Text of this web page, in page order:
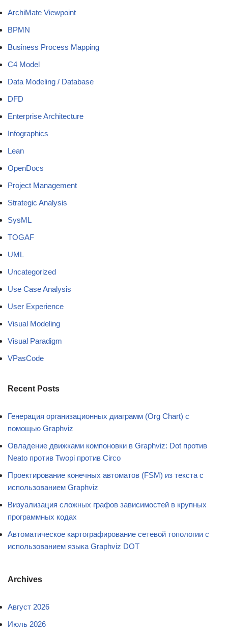
ArchiMate Viewpoint
BPMN
Business Process Mapping
C4 Model
Data Modeling / Database
DFD
Enterprise Architecture
Infographics
Lean
OpenDocs
Project Management
Strategic Analysis
SysML
TOGAF
UML
Uncategorized
Use Case Analysis
User Experience
Visual Modeling
Visual Paradigm
VPasCode
Recent Posts
Генерация организационных диаграмм (Org Chart) с
помощью Graphviz
Овладение движками компоновки в Graphviz: Dot против
Neato против Twopi против Circo
Проектирование конечных автоматов (FSM) из текста с
использованием Graphviz
Визуализация сложных графов зависимостей в крупных
программных кодах
Автоматическое картографирование сетевой топологии с
использованием языка Graphviz DOT
Archives
Август 2026
Июль 2026